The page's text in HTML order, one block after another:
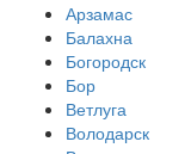
Арзамас
Балахна
Богородск
Бор
Ветлуга
Володарск